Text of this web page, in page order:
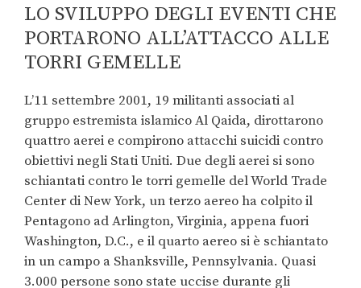
LO SVILUPPO DEGLI EVENTI CHE
PORTARONO ALL’ATTACCO ALLE
TORRI GEMELLE
L’11 settembre 2001, 19 militanti associati al
gruppo estremista islamico Al Qaida, dirottarono
quattro aerei e compirono attacchi suicidi contro
obiettivi negli Stati Uniti. Due degli aerei si sono
schiantati contro le torri gemelle del World Trade
Center di New York, un terzo aereo ha colpito il
Pentagono ad Arlington, Virginia, appena fuori
Washington, D.C., e il quarto aereo si è schiantato
in un campo a Shanksville, Pennsylvania. Quasi
3.000 persone sono state uccise durante gli